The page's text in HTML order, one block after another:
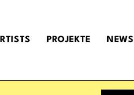
PROJEKTE NEWS